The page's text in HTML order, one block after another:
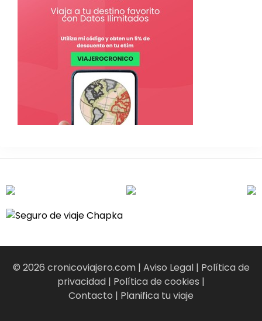
© 2026 cronicoviajero.com | Aviso Legal| Política de
privacidad | Política de cookies |
Contacto | Planifica tu viaje